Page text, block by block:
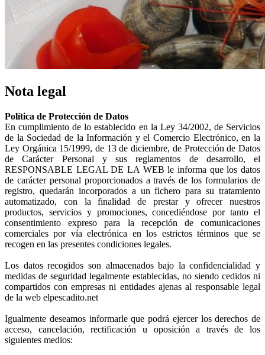
Nota legal
Política de Protección de Datos
En cumplimiento de lo establecido en la Ley 34/2002, de Servicios
de la Sociedad de la Información y el Comercio Electrónico, en la
Ley Orgánica 15/1999, de 13 de diciembre, de Protección de Datos
de Carácter Personal y sus reglamentos de desarrollo, el
RESPONSABLE LEGAL DE LA WEB le informa que los datos
de carácter personal proporcionados a través de los formularios de
registro, quedarán incorporados a un fichero para su tratamiento
automatizado, con la finalidad de prestar y ofrecer nuestros
productos, servicios y promociones, concediéndose por tanto el
consentimiento expreso para la recepción de comunicaciones
comerciales por vía electrónica en los estrictos términos que se
recogen en las presentes condiciones legales.
Los datos recogidos son almacenados bajo la confidencialidad y
medidas de seguridad legalmente establecidas, no siendo cedidos ni
compartidos con empresas ni entidades ajenas al responsable legal
de la web elpescadito.net
Igualmente deseamos informarle que podrá ejercer los derechos de
acceso, cancelación, rectificación u oposición a través de los
siguientes medios: